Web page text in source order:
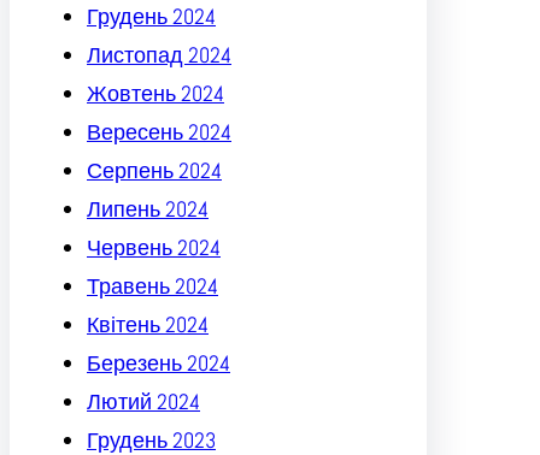
Грудень 2024
Листопад 2024
Жовтень 2024
Вересень 2024
Серпень 2024
Липень 2024
Червень 2024
Травень 2024
Квітень 2024
Березень 2024
Лютий 2024
Грудень 2023